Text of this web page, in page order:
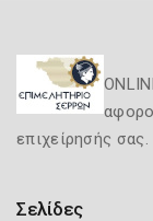
επιχείρησής σας.
Σελίδες